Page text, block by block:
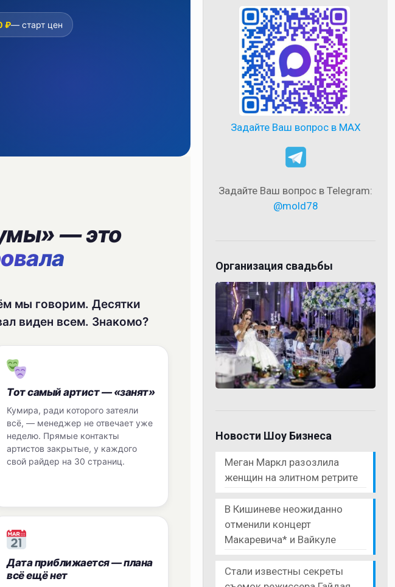
₽— старт цен
— это
мы говорим. Десятки
виден всем. Знакомо?
Тот самый артист — «занят»
Кумира, ради которого затеяли
всё, — менеджер не отвечает уже
неделю. Прямые контакты
артистов закрытые, у каждого
свой райдер на 30 страниц.
Дата приближается — плана
всё ещё нет
Задайте Ваш вопрос в MAX
Задайте Ваш вопрос в Telegram:
@mold78
Организация свадьбы
Новости Шоу Бизнеса
Меган Маркл разозлила
женщин на элитном ретрите
В Кишиневе неожиданно
отменили концерт
Макаревича* и Вайкуле
Стали известны секреты